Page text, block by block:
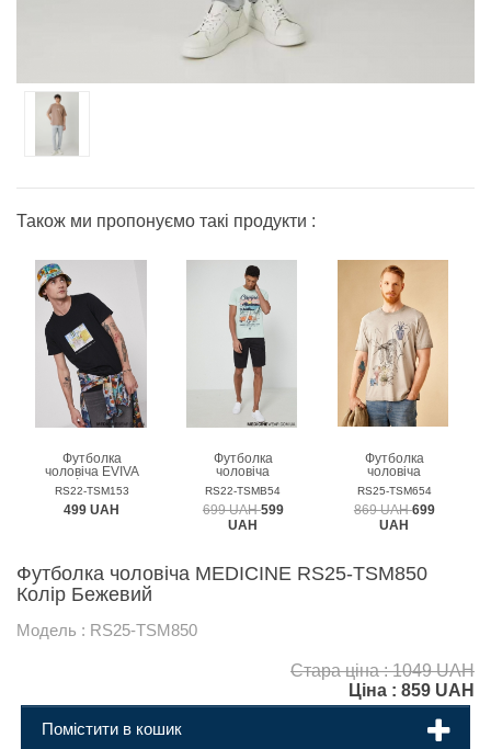
Також ми пропонуємо такі продукти :
Футболка
чоловіча EVIVA
L`ARTE
RS22-TSM153
499 UAH
Футболка
чоловіча
MEDICINE
RS22-TSMB54
699 UAH599
UAH
Футболка
чоловіча
MEDICINE
RS25-TSM654
869 UAH699
UAH
Футболка чоловіча MEDICINE RS25-TSM850
Колір Бежевий
Модель : RS25-TSM850
Стара ціна : 1049 UAH
Ціна : 859 UAH
Помістити в кошик